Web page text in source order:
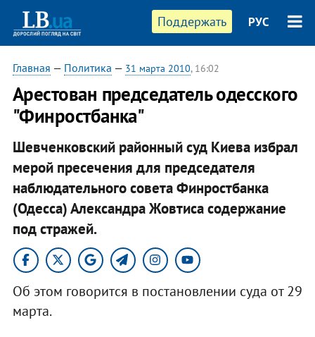
Поддержать РУС
Главная — Политика — 31 марта 2010, 16:02
Арестован председатель одесского
"Финростбанка"
Шевченковский районный суд Киева избрал
мерой пресечения для председателя
наблюдательного совета Финростбанка
(Одесса) Александра Жовтиса содержание
под стражей.
Об этом говорится в постановлении суда от 29
марта.